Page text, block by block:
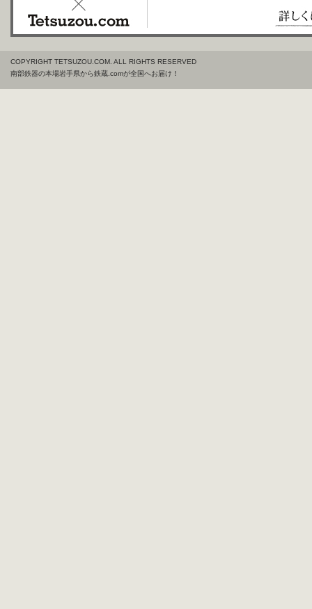
COPYRIGHT TETSUZOU.COM. ALL RIGHTS RESERVED
南部鉄器の本場岩手県から鉄蔵.comが全国へお届け！